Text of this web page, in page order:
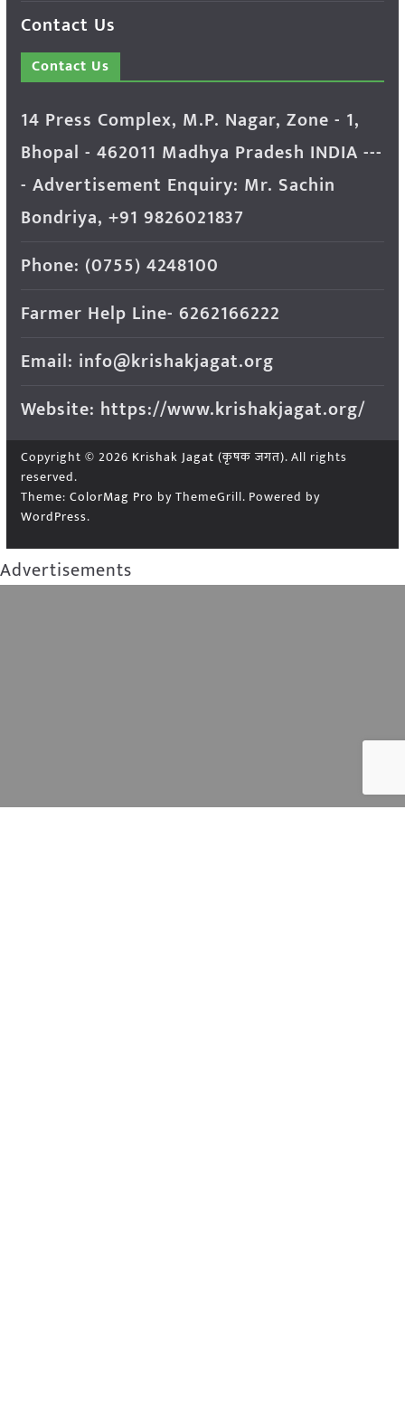
Contact Us
Contact Us
14 Press Complex, M.P. Nagar, Zone - 1,
Bhopal - 462011 Madhya Pradesh INDIA ---
- Advertisement Enquiry: Mr. Sachin
Bondriya, +91 9826021837
Phone: (0755) 4248100
Farmer Help Line- 6262166222
Email: info@krishakjagat.org
Website: https://www.krishakjagat.org/
Copyright © 2026 Krishak Jagat (कृषक जगत). All rights
reserved.
Theme: ColorMag Pro by ThemeGrill. Powered by
WordPress.
Advertisements